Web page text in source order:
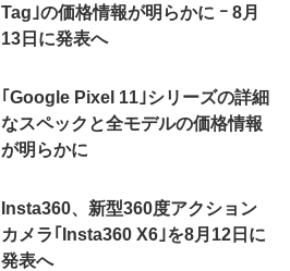
Tag｣の価格情報が明らかに ｰ 8月
13日に発表へ
｢Google Pixel 11｣シリーズの詳細
なスペックと全モデルの価格情報
が明らかに
Insta360、新型360度アクション
カメラ｢Insta360 X6｣を8月12日に
発表へ